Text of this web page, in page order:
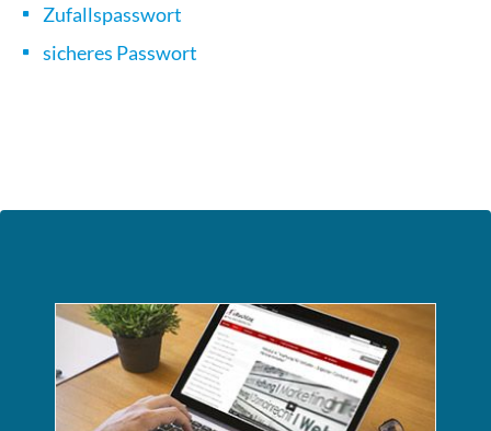
Zufallspasswort
sicheres Passwort